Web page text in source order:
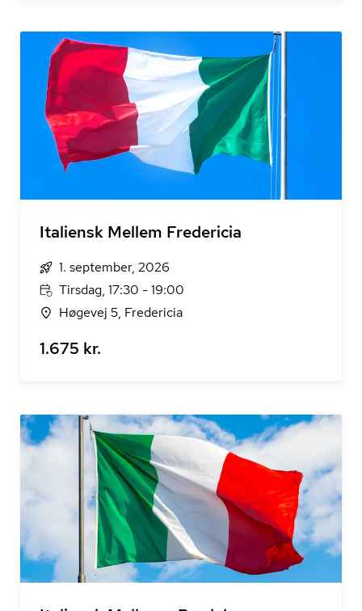
Italiensk Mellem Fredericia
1. september, 2026
Tirsdag, 17:30 - 19:00
Høgevej 5, Fredericia
1.675 kr.